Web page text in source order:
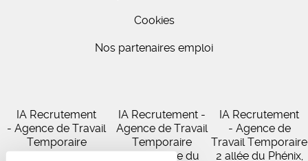
Cookies
Nos partenaires emploi
IA Recrutement
- Agence de Travail
Temporaire
IA Recrutement -
Agence de Travail
Temporaire
102 Avenue du
IA Recrutement
- Agence de
Travail Temporaire
2 allée du Phénix,